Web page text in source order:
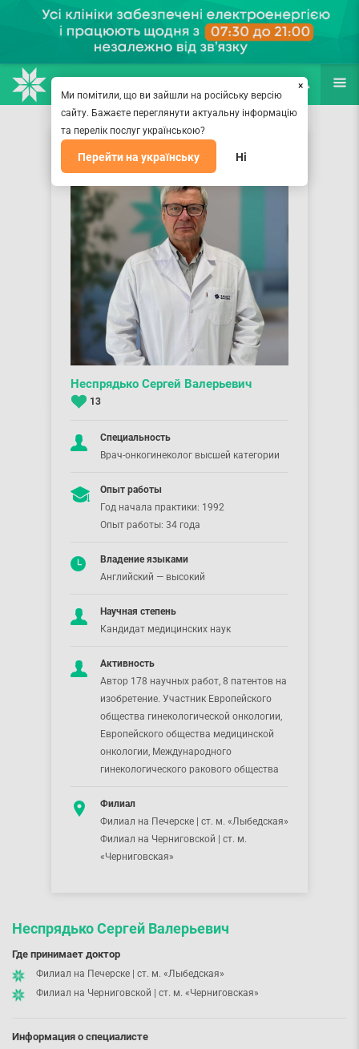
(067) 127-03-03
ПОИСК ЕЩЁ
Неспрядько Сергей Валерьевич
13
Специальность
Врач-онкогинеколог высшей категории
Опыт работы
Год начала практики: 1992
Опыт работы: 34 года
Владение языками
Английский — высокий
Научная степень
Кандидат медицинских наук
Активность
Автор 178 научных работ, 8 патентов на
изобретение. Участник Европейского
общества гинекологической онкологии,
Европейского общества медицинской
онкологии, Международного
гинекологического ракового общества
Филиал
Филиал на Печерске | ст. м. «Лыбедская»
Филиал на Черниговской | ст. м.
«Черниговская»
Неспрядько Сергей Валерьевич
Где принимает доктор
Филиал на Печерске | ст. м. «Лыбедская»
Филиал на Черниговской | ст. м. «Черниговская»
Информация о специалисте
×
Ми помітили, що ви зайшли на російську версію
сайту. Бажаєте переглянути актуальну інформацію
та перелік послуг українською?
Перейти на українську Ні